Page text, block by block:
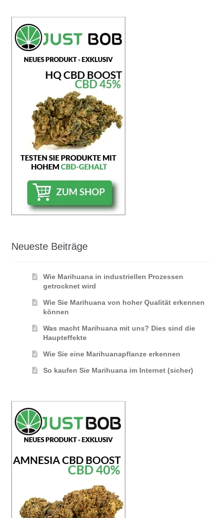
Neueste Beiträge
Wie Marihuana in industriellen Prozessen
getrocknet wird
Wie Sie Marihuana von hoher Qualität erkennen
können
Was macht Marihuana mit uns? Dies sind die
Haupteffekte
Wie Sie eine Marihuanapflanze erkennen
So kaufen Sie Marihuana im Internet (sicher)